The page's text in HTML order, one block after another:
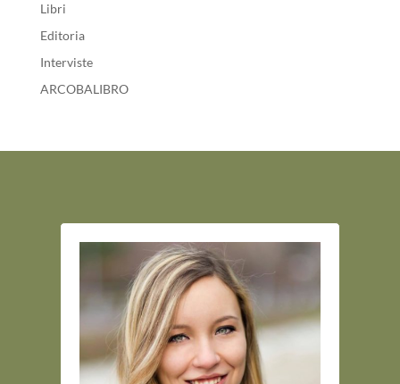
Libri
Editoria
Interviste
ARCOBALIBRO